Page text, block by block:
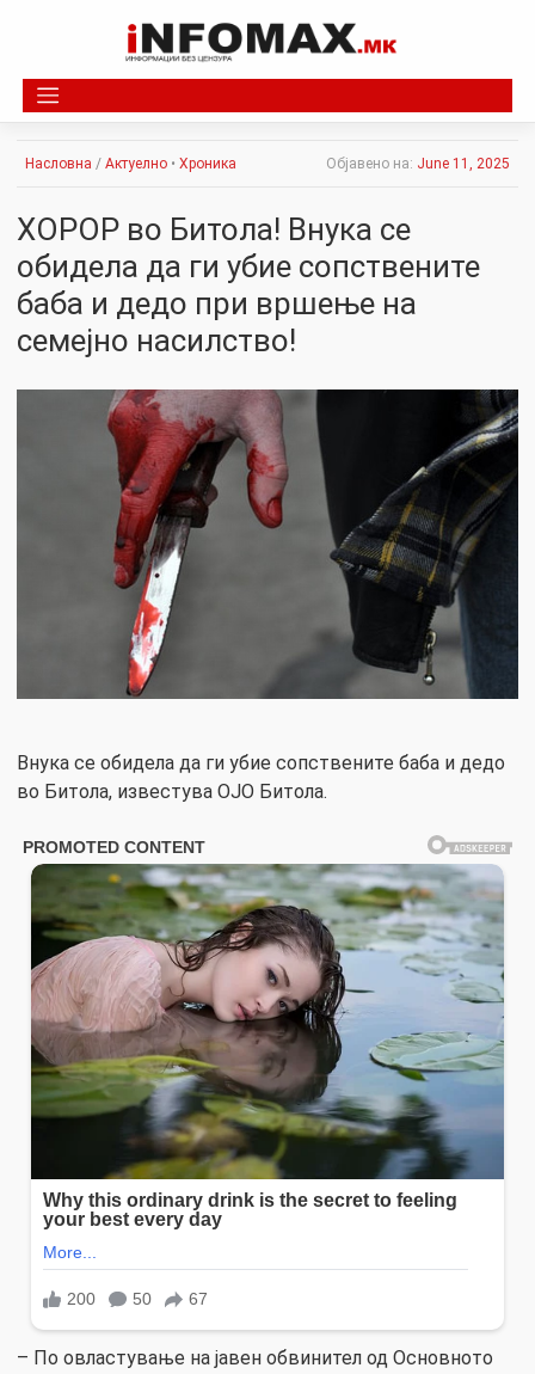
Насловна / Актуелно • Хроника Објавено на: June 11, 2025
ХОРОР во Битола! Внука се
обидела да ги убие сопствените
баба и дедо при вршење на
семејно насилство!
Внука се обидела да ги убие сопствените баба и дедо
во Битола, известува ОЈО Битола.
– По овластување на јавен обвинител од Основното